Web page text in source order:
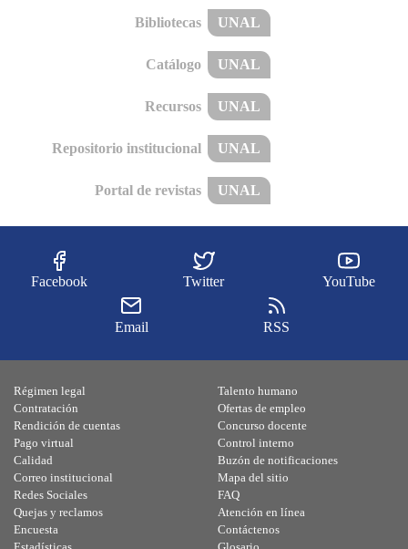
Bibliotecas UNAL
Catálogo UNAL
Recursos UNAL
Repositorio institucional UNAL
Portal de revistas UNAL
Facebook Twitter YouTube
Email RSS
Régimen legal
Contratación
Rendición de cuentas
Pago virtual
Calidad
Talento humano
Ofertas de empleo
Concurso docente
Control interno
Buzón de notificaciones
Correo institucional
Redes Sociales
Quejas y reclamos
Encuesta
Mapa del sitio
FAQ
Atención en línea
Contáctenos